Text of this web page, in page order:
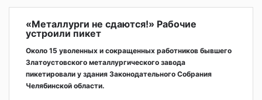
«Металлурги не сдаются!» Рабочие
устроили пикет
Около 15 уволенных и сокращенных работников бывшего
Златоустовского металлургического завода
пикетировали у здания Законодательного Собрания
Челябинской области.